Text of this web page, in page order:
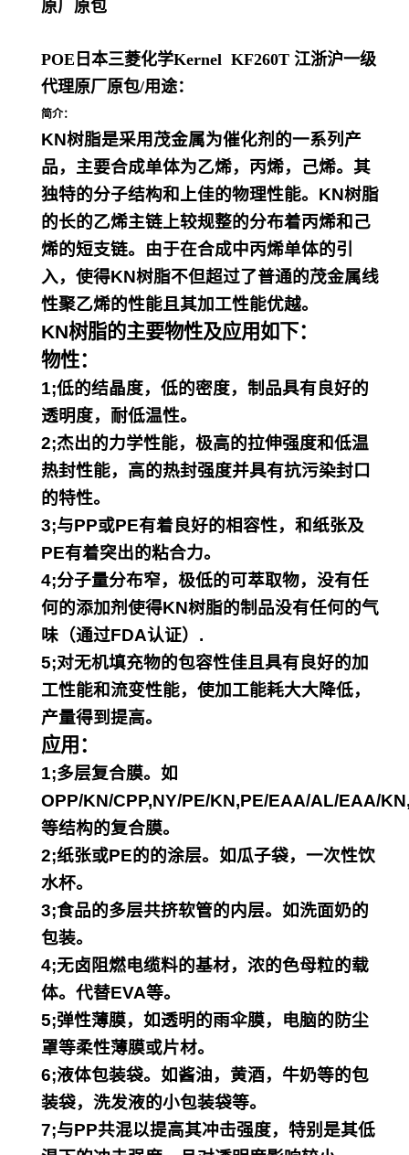
原厂原包
POE日本三菱化学Kernel KF260T 江浙沪一级
代理原厂原包/用途：
简介：
KN树脂是采用茂金属为催化剂的一系列产
品，主要合成单体为乙烯，丙烯，己烯。其
独特的分子结构和上佳的物理性能。KN树脂
的长的乙烯主链上较规整的分布着丙烯和己
烯的短支链。由于在合成中丙烯单体的引
入，使得KN树脂不但超过了普通的茂金属线
性聚乙烯的性能且其加工性能优越。
KN树脂的主要物性及应用如下：
物性：
1;低的结晶度，低的密度，制品具有良好的
透明度，耐低温性。
2;杰出的力学性能，极高的拉伸强度和低温
热封性能，高的热封强度并具有抗污染封口
的特性。
3;与PP或PE有着良好的相容性，和纸张及
PE有着突出的粘合力。
4;分子量分布窄，极低的可萃取物，没有任
何的添加剂使得KN树脂的制品没有任何的气
味（通过FDA认证）.
5;对无机填充物的包容性佳且具有良好的加
工性能和流变性能，使加工能耗大大降低，
产量得到提高。
应用：
1;多层复合膜。如
OPP/KN/CPP,NY/PE/KN,PE/EAA/AL/EAA/
等结构的复合膜。
2;纸张或PE的的涂层。如瓜子袋，一次性饮
水杯。
3;食品的多层共挤软管的内层。如洗面奶的
包装。
4;无卤阻燃电缆料的基材，浓的色母粒的载
体。代替EVA等。
5;弹性薄膜，如透明的雨伞膜，电脑的防尘
罩等柔性薄膜或片材。
6;液体包装袋。如酱油，黄酒，牛奶等的包
装袋，洗发液的小包装袋等。
7;与PP共混以提高其冲击强度，特别是其低